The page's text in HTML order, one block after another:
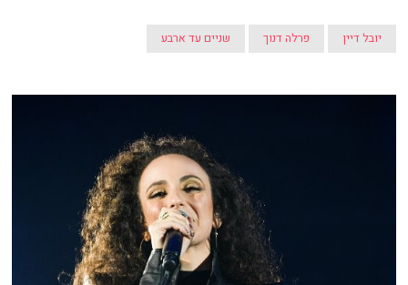
יובל דיין פרלה דנוך שניים עד ארבע